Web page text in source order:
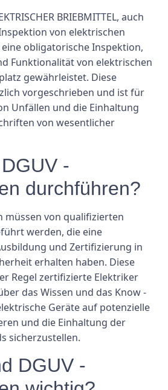
BRIEBMITTEL, auch
von elektrischen
obligatorische Inspektion,
Funktionalität von elektrischen
gewährleistet. Diese
vorgeschrieben und ist für
Unfällen und die Einhaltung
von wesentlicher
-
durchführen?
müssen von qualifizierten
werden, die eine
und Zertifizierung in
erhalten haben. Diese
Regel zertifizierte Elektriker
das Wissen und das Know -
Geräte auf potenzielle
und die Einhaltung der
sicherzustellen.
DGUV -